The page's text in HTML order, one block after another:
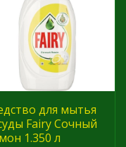
для мытья
Fairy Сочный
1.350 л